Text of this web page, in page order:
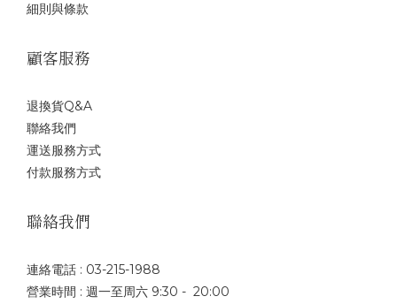
細則與條款
顧客服務
退換貨Q&A
聯絡我們
運送服務方式
付款服務方式
聯絡我們
連絡電話 : 03-215-1988
營業時間 : 週一至周六 9:30 - 20:00